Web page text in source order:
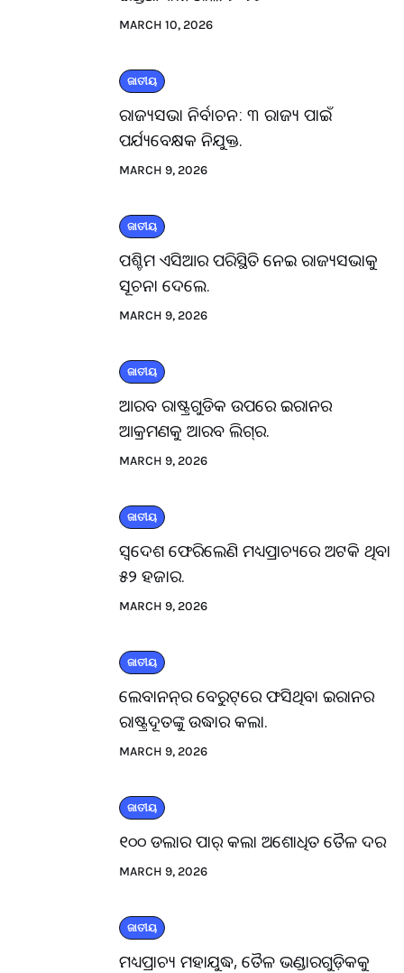
MARCH 10, 2026
ଜାତୀୟ
ରାଜ୍ୟସଭା ନିର୍ବାଚନ: ୩ ରାଜ୍ୟ ପାଇଁ
ପର୍ଯ୍ୟବେକ୍ଷକ ନିଯୁକ୍ତ.
MARCH 9, 2026
ଜାତୀୟ
ପଶ୍ଚିମ ଏସିଆର ପରିସ୍ଥିତି ନେଇ ରାଜ୍ୟସଭାକୁ
ସୂଚନା ଦେଲେ.
MARCH 9, 2026
ଜାତୀୟ
ଆରବ ରାଷ୍ଟ୍ରଗୁଡିକ ଉପରେ ଇରାନର
ଆକ୍ରମଣକୁ ଆରବ ଲିଗ୍‌ର.
MARCH 9, 2026
ଜାତୀୟ
ସ୍ବଦେଶ ଫେରିଲେଣି ମଧ୍ୟପ୍ରାଚ୍ୟରେ ଅଟକି ଥିବା
୫୨ ହଜାର.
MARCH 9, 2026
ଜାତୀୟ
ଲେବାନନ୍‌ର ବେରୁଟ୍‌ରେ ଫସିଥିବା ଇରାନର
ରାଷ୍ଟ୍ରଦୂତଙ୍କୁ ଉଦ୍ଧାର କଲା.
MARCH 9, 2026
ଜାତୀୟ
୧୦୦ ଡଲାର ପାର୍ କଲା ଅଶୋଧିତ ତୈଳ ଦର
MARCH 9, 2026
ଜାତୀୟ
ମଧ୍ୟପ୍ରାଚ୍ୟ ମହାଯୁଦ୍ଧ, ତୈଳ ଭଣ୍ଡାରଗୁଡ଼ିକକୁ